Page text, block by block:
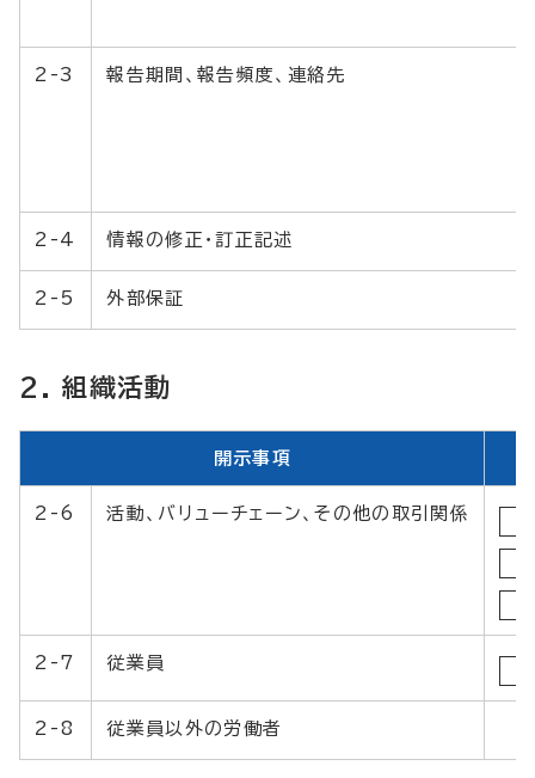
2-3 報告期間、報告頻度、連絡先
2-4 情報の修正・訂正記述
2-5 外部保証
2. 組織活動
開示事項
2-6 活動、バリューチェーン、その他の取引関係
2-7 従業員
2-8 従業員以外の労働者